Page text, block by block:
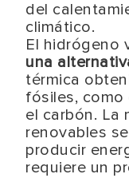
del
climático.
El hidrógeno
una
térmica
fósiles, como
el carbón. La
renovables
producir
requiere un